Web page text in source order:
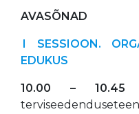
AVASÕNAD
I SESSIOON.
EDUKUS
10.00 – 10.45